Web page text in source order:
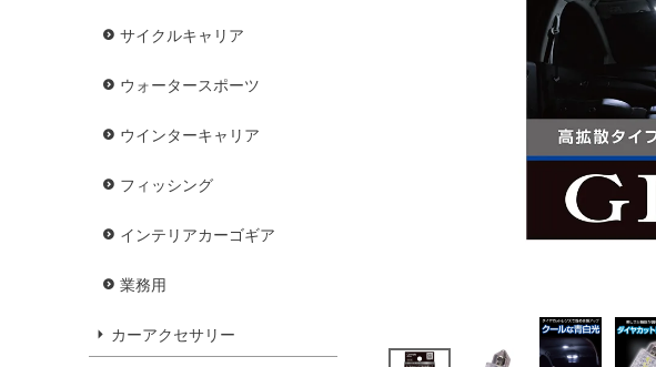
サイクルキャリア
ウォータースポーツ
ウインターキャリア
フィッシング
インテリアカーゴギア
業務用
カーアクセサリー